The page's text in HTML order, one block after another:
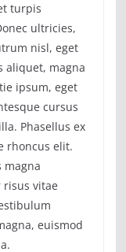
turpis
ultricies,
nisl, eget
aliquet, magna
ipsum, eget
cursus
Phasellus ex
rhoncus elit.
magna
vitae
euismod